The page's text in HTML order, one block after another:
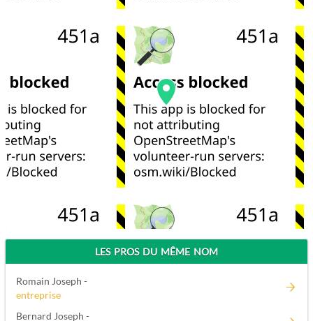
LES PROS DU MÊME NOM
Romain Joseph -
entreprise
Bernard Joseph -